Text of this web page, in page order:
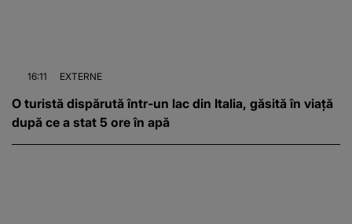
16:11 EXTERNE
O turistă dispărută într-un lac din Italia, găsită în viață
după ce a stat 5 ore în apă